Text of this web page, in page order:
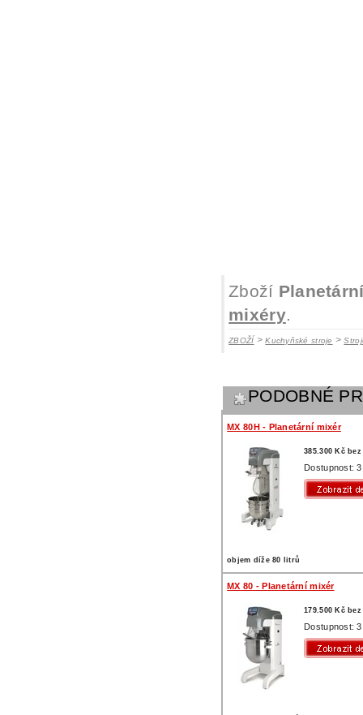
Zboží
mixéry.
ZBOŽÍ >Kuchyňské stroje >
PODOBNÉ
MX 80H - Planetární mixér
385.300 Kč bez
Dostupnost:
objem díže 80 litrů
MX 80 - Planetární mixér
179.500 Kč bez
Dostupnost: